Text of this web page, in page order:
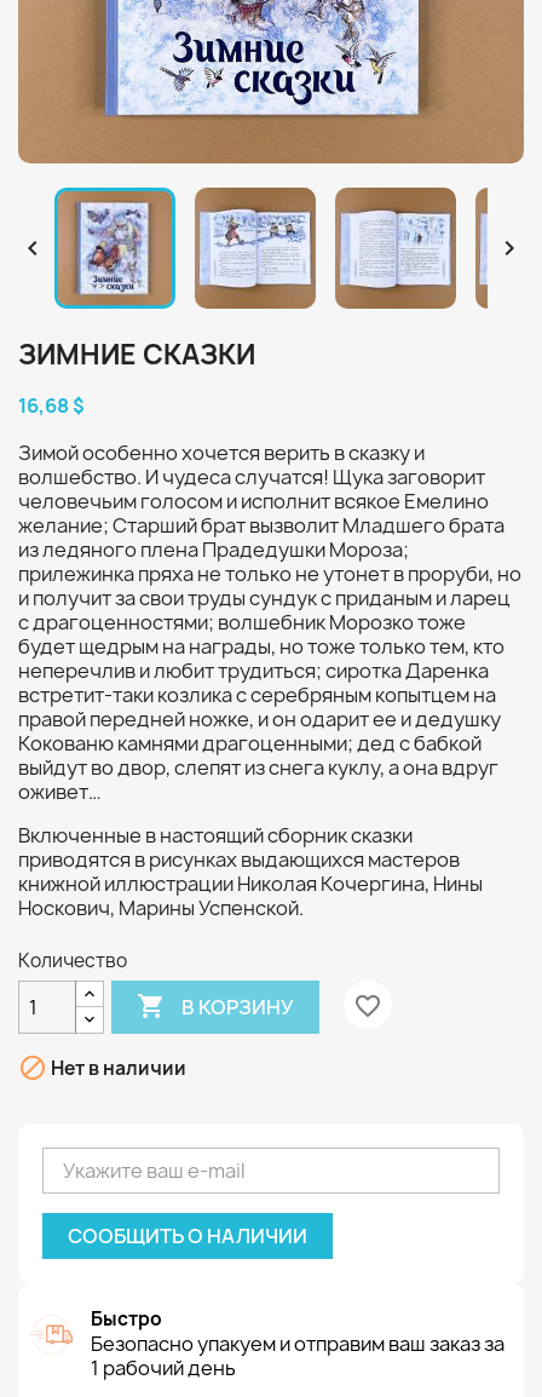
 
ЗИМНИЕ СКАЗКИ
16,68 $
Зимой особенно хочется верить в сказку и
волшебство. И чудеса случатся! Щука заговорит
человечьим голосом и исполнит всякое Емелино
желание; Старший брат вызволит Младшего брата
из ледяного плена Прадедушки Мороза;
прилежинка пряха не только не утонет в проруби, но
и получит за свои труды сундук с приданым и ларец
с драгоценностями; волшебник Морозко тоже
будет щедрым на награды, но тоже только тем, кто
неперечлив и любит трудиться; сиротка Даренка
встретит-таки козлика с серебряным копытцем на
правой передней ножке, и он одарит ее и дедушку
Кокованю камнями драгоценными; дед с бабкой
выйдут во двор, слепят из снега куклу, а она вдруг
оживет…
Включенные в настоящий сборник сказки
приводятся в рисунках выдающихся мастеров
книжной иллюстрации Николая Кочергина, Нины
Носкович, Марины Успенской.
Количество
 В КОРЗИНУ favorite_border
 Нет в наличии
СООБЩИТЬ О НАЛИЧИИ
Быстро
Безопасно упакуем и отправим ваш заказ за
1 рабочий день